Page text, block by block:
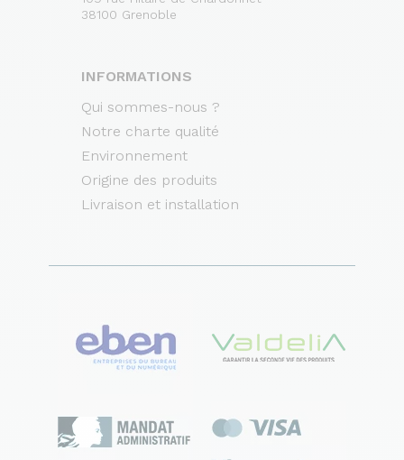
38100 Grenoble
INFORMATIONS
Qui sommes-nous ?
Notre charte qualité
Environnement
Origine des produits
Livraison et installation